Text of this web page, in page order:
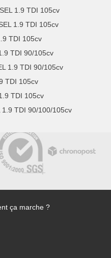
1.9 TDI 105cv
1.9 TDI 105cv
TDI 105cv
TDI 90/105cv
1.9 TDI 90/105cv
TDI 105cv
TDI 105cv
1.9 TDI 90/100/105cv
ça marche ?